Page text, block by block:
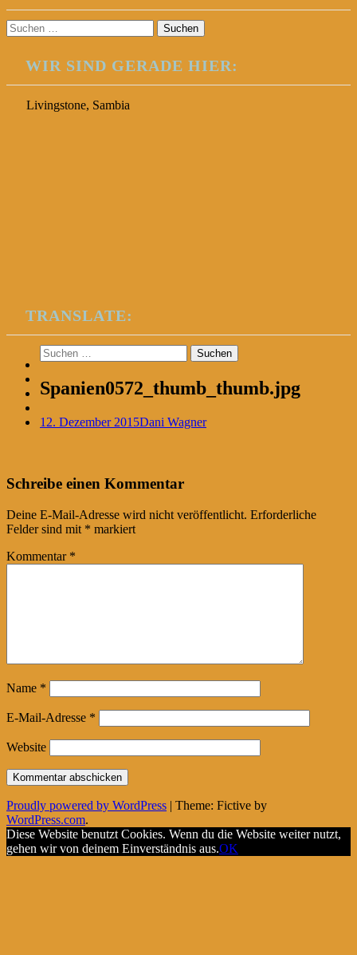
Suchen
nach:
WIR SIND GERADE HIER:
Livingstone, Sambia
TRANSLATE:
Suchen
nach:
Spanien0572_thumb_thumb.jpg
12. Dezember 2015Dani Wagner
Post
navigation
←
Schreibe einen Kommentar
Deine E-Mail-Adresse wird nicht veröffentlicht. Erforderliche
Felder sind mit * markiert
Kommentar *
Name *
E-Mail-Adresse *
Website
Proudly powered by WordPress | Theme: Fictive by
WordPress.com.
Diese Website benutzt Cookies. Wenn du die Website weiter nutzt,
gehen wir von deinem Einverständnis aus.OK